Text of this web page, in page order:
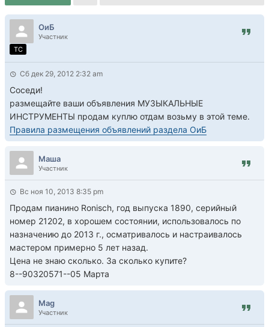
ОиБ
Участник
TC
Сб дек 29, 2012 2:32 am
Соседи!
размещайте ваши объявления МУЗЫКАЛЬНЫЕ
ИНСТРУМЕНТЫ продам куплю отдам возьму в этой теме.
Правила размещения объявлений раздела ОиБ
Маша
Участник
Вс ноя 10, 2013 8:35 pm
Продам пианино Ronisch, год выпуска 1890, серийный
номер 21202, в хорошем состоянии, использовалось по
назначению до 2013 г., осматривалось и настраивалось
мастером примерно 5 лет назад.
Цена не знаю сколько. За сколько купите?
8--90320571--05 Марта
Mag
Участник